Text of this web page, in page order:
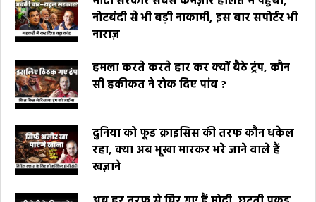
नोटबंदी से भी बड़ी नाकामी, इस बार सपोर्टर भी
नाराज़
हमला करते करते हार कर क्यों बैठे ट्रंप, कौन
सी हकीकत ने रोक दिए पांव ?
दुनिया को फूड क्राइसिस की तरफ कौन धकेल
रहा, क्या अब भूखा मारकर भरे जाने वाले हैं
खज़ाने